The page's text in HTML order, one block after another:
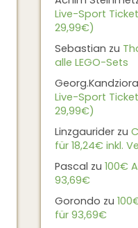
Live-Sport
29,99€)
Sebastian zu
alle LEGO-Sets
Georg.Kandziora
Live-Sport
29,99€)
Linzgaurider zu
für 18,24€ inkl.
Pascal zu 100€
93,69€
Gorondo zu
für 93,69€